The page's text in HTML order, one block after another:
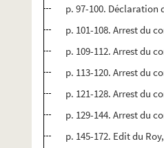
p. 97-100. Déclaration
p. 101-108. Arrest du
p. 109-112. Arrest du
p. 113-120. Arrest du
p. 121-128. Arrest du
p. 129-144. Arrest du
p. 145-172. Edit du